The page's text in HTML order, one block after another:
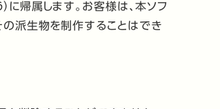
帰属します。お客様は、本ソフ
の派生物を制作することはでき